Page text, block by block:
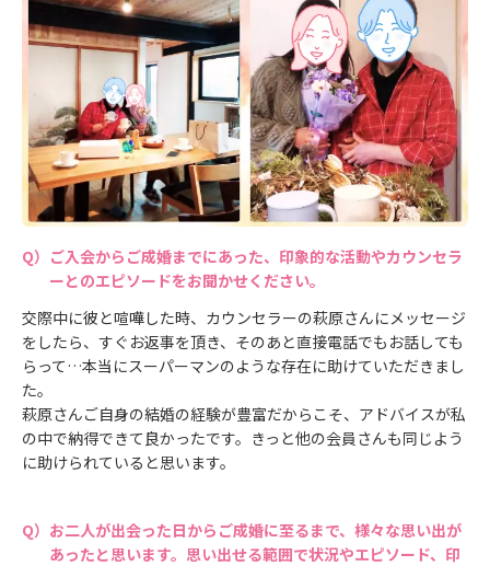
ご入会からご成婚までにあった、印象的な活動やカウンセラ
ーとのエピソードをお聞かせください。
交際中に彼と喧嘩した時、カウンセラーの萩原さんにメッセージ
をしたら、すぐお返事を頂き、そのあと直接電話でもお話しても
らって…本当にスーパーマンのような存在に助けていただきまし
た。
萩原さんご自身の結婚の経験が豊富だからこそ、アドバイスが私
の中で納得できて良かったです。きっと他の会員さんも同じよう
に助けられていると思います。
お二人が出会った日からご成婚に至るまで、様々な思い出が
あったと思います。思い出せる範囲で状況やエピソード、印